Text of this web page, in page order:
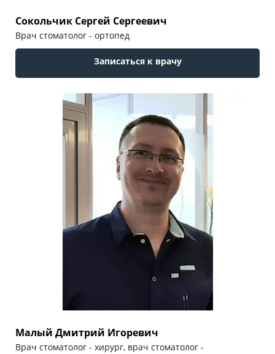
Сокольчик Сергей Сергеевич
Врач стоматолог - ортопед
Записаться к врачу
Малый Дмитрий Игоревич
Врач стоматолог - хирург, врач стоматолог -